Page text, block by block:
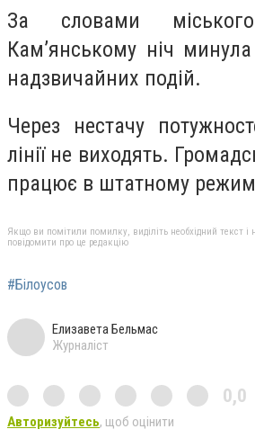
За словами
Кам’янському ніч
надзвичайних подій.
Через нестачу
лінії не виходять.
працює в штатному
Якщо ви помітили помилку, виділіть необхідний текст і
повідомити про це редакцію
#Білоусов
Елизавета Бельмас
Журналіст
0,0
Авторизуйтесь, щоб оцінити